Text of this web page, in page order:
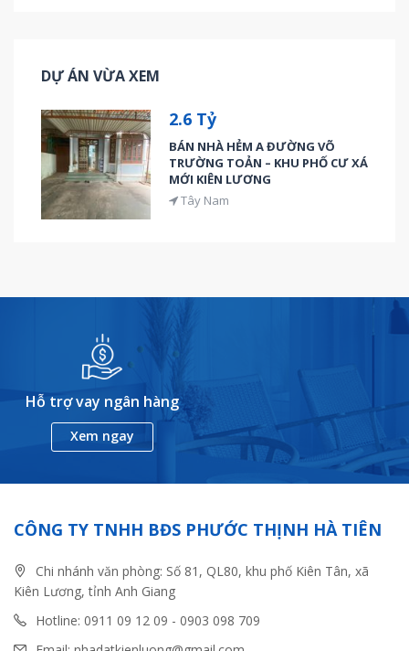
DỰ ÁN VỪA XEM
2.6 Tỷ
BÁN NHÀ HẺM A ĐƯỜNG VÕ
TRƯỜNG TOẢN – KHU PHỐ CƯ XÁ
MỚI KIÊN LƯƠNG
Tây Nam
Hỗ trợ vay ngân hàng
Xem ngay
CÔNG TY TNHH BĐS PHƯỚC THỊNH HÀ TIÊN
Chi nhánh văn phòng: Số 81, QL80, khu phố Kiên Tân, xã
Kiên Lương, tỉnh Anh Giang
Hotline: 0911 09 12 09 - 0903 098 709